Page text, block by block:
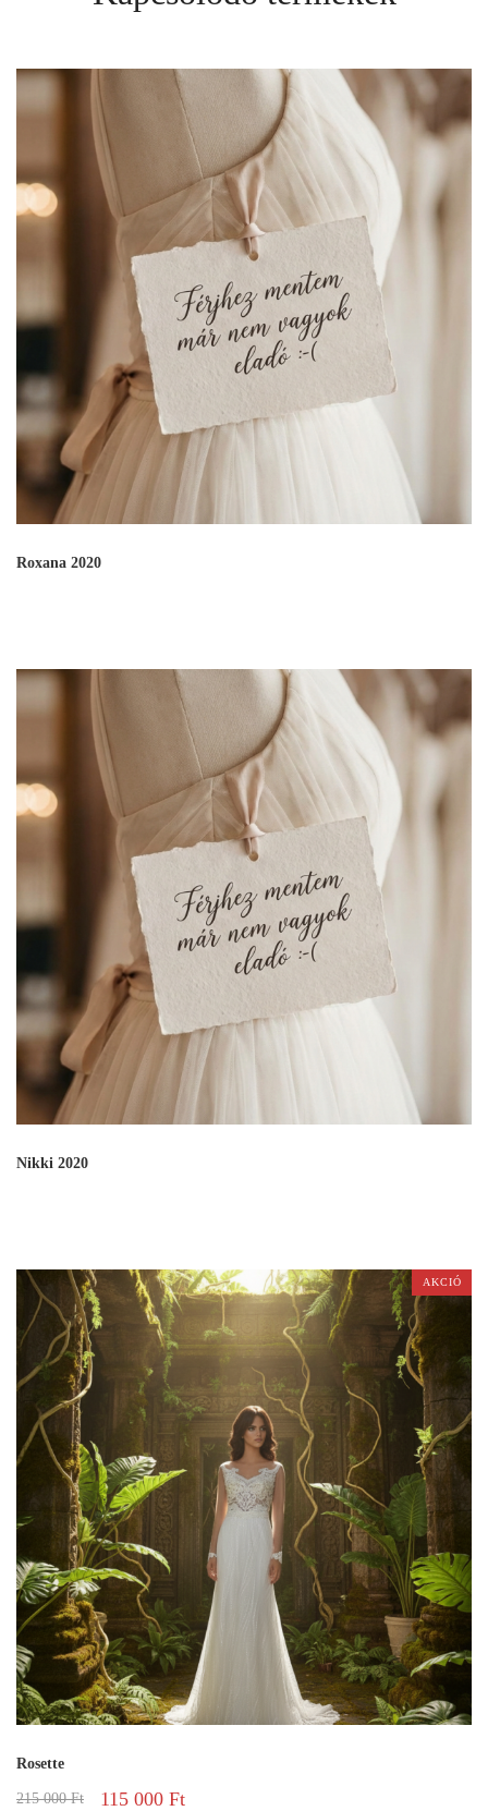
Roxana 2020
Nikki 2020
AKCIÓ
Rosette
215 000Ft 115 000 Ft